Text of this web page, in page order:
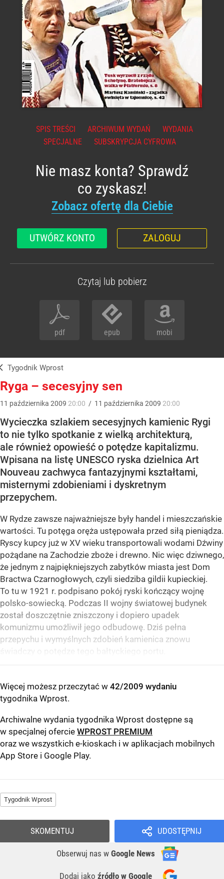
SPIS TREŚCI ARCHIWUM WYDAŃ
WYDANIA
SPECJALNE
SUBSKRYPCJA CYFROWA
Nie masz konta? Sprawdź
co zyskasz!
Zobacz ofertę dla Ciebie
UTWÓRZ KONTO ZALOGUJ
Czytaj lub pobierz
pdf epub mobi
Tygodnik Wprost
Ryga – secesyjny sen
11 października 2009 20:00 / 11 października 2009 20:00
Wycieczka szlakiem secesyjnych kamienic Rygi
to nie tylko spotkanie z wielką architekturą,
ale również opowieść o potędze kapitalizmu.
Wpisana na listę UNESCO ryska dzielnica Art
Nouveau zachwyca fantazyjnymi kształtami,
misternymi zdobieniami i dyskretnym
przepychem.
W Rydze zawsze najważniejsze były handel i mieszczańskie
wartości. Tu potęga oręża ustępowała przed siłą pieniądza.
Ryscy kupcy już w XV wieku transportowali wodami Dźwiny
pożądane na Zachodzie zboże i drewno. Nic więc dziwnego,
że jednym z najpiękniejszych zabytków miasta jest Dom
Bractwa Czarnogłowych, czyli siedziba gildii kupieckiej.
To tu w 1921 r. podpisano pokój ryski kończący wojnę
polsko-sowiecką. Podczas II wojny światowej budynek
został doszczętnie zniszczony i dopiero upadek
komunizmu umożliwił jego odbudowę. Dziś pełna
przepychu i wymyślnych zdobień kamienica znowu
świadczy o potędze tego bałtyckiego portu.
Więcej możesz przeczytać w 42/2009 wydaniu
tygodnika Wprost.
Archiwalne wydania tygodnika Wprost dostępne są
w specjalnej ofercie WPROST PREMIUM
oraz we wszystkich e-kioskach i w aplikacjach mobilnych
App Store i Google Play.
Tygodnik Wprost
UDOSTĘPNIJ
Obserwuj nas w Google News
Dodaj jako źródło w Google
SKOMENTUJ